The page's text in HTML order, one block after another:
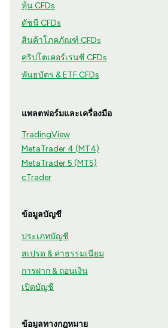
หุ้น CFDs
ดัชนี CFDs
สินค้าโภคภัณฑ์ CFDs
คริปโตเคอร์เรนซี CFDs
พันธบัตร & ETF CFDs
แพลตฟอร์มและเครื่องมือ
TradingView
MetaTrader 4 (MT4)
MetaTrader 5 (MT5)
cTrader
ข้อมูลบัญชี
ประเภทบัญชี
สเปรด & ค่าธรรมเนียม
การฝาก & ถอนเงิน
เปิดบัญชี
ข้อมูลทางกฎหมาย